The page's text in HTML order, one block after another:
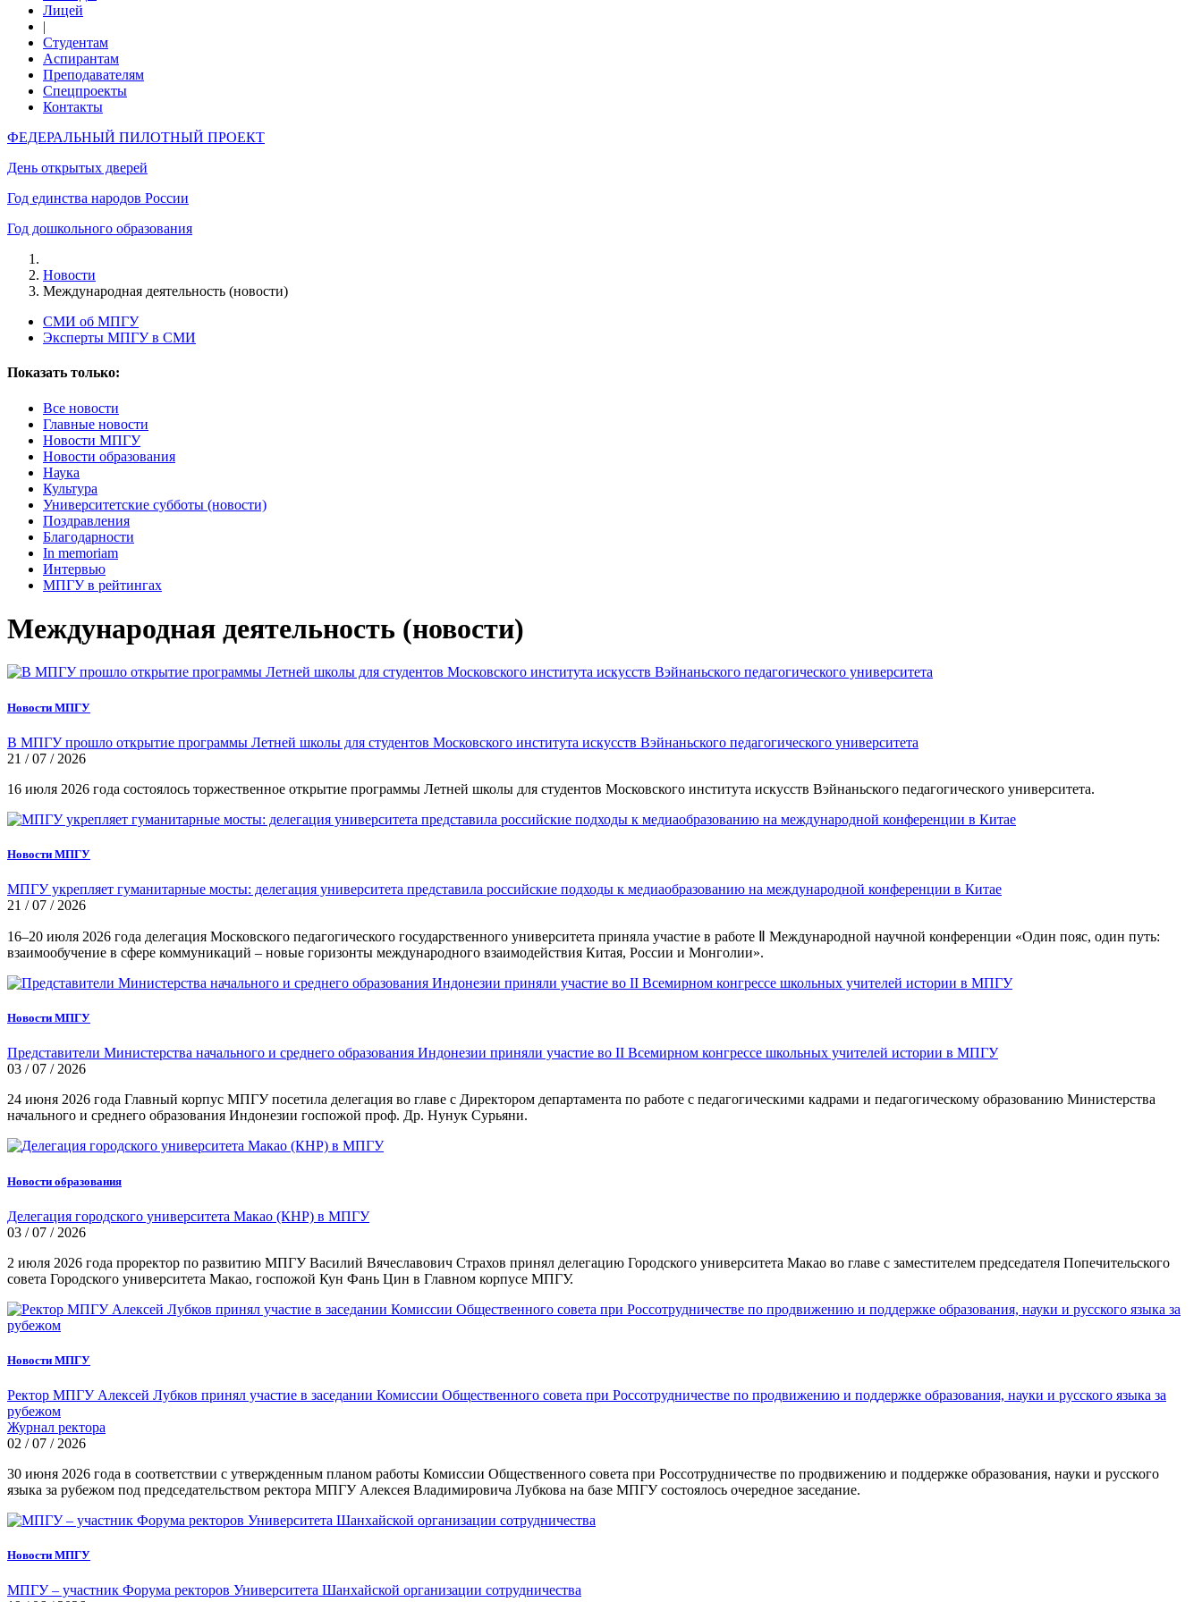
Лицей
|
Студентам
Аспирантам
Преподавателям
Спецпроекты
Контакты
ФЕДЕРАЛЬНЫЙ ПИЛОТНЫЙ ПРОЕКТ
День открытых дверей
Год единства народов России
Год дошкольного образования
Новости
Международная деятельность (новости)
СМИ об МПГУ
Эксперты МПГУ в СМИ
Показать только:
Все новости
Главные новости
Новости МПГУ
Новости образования
Наука
Культура
Университетские субботы (новости)
Поздравления
Благодарности
In memoriam
Интервью
МПГУ в рейтингах
Международная деятельность (новости)
Новости МПГУ
В МПГУ прошло открытие программы Летней школы для студентов Московского института искусств Вэйнаньского педагогического университета
21 / 07 / 2026
16 июля 2026 года состоялось торжественное открытие программы Летней школы для студентов Московского института искусств Вэйнаньского педагогического университета.
Новости МПГУ
МПГУ укрепляет гуманитарные мосты: делегация университета представила российские подходы к медиаобразованию на международной конференции в Китае
21 / 07 / 2026
16–20 июля 2026 года делегация Московского педагогического государственного университета приняла участие в работе Ⅱ Международной научной конференции «Один пояс, один путь:
взаимообучение в сфере коммуникаций – новые горизонты международного взаимодействия Китая, России и Монголии».
Новости МПГУ
Представители Министерства начального и среднего образования Индонезии приняли участие во II Всемирном конгрессе школьных учителей истории в МПГУ
03 / 07 / 2026
24 июня 2026 года Главный корпус МПГУ посетила делегация во главе с Директором департамента по работе с педагогическими кадрами и педагогическому образованию Министерства
начального и среднего образования Индонезии госпожой проф. Др. Нунук Сурьяни.
Новости образования
Делегация городского университета Макао (КНР) в МПГУ
03 / 07 / 2026
2 июля 2026 года проректор по развитию МПГУ Василий Вячеславович Страхов принял делегацию Городского университета Макао во главе с заместителем председателя Попечительского
совета Городского университета Макао, госпожой Кун Фань Цин в Главном корпусе МПГУ.
Новости МПГУ
Ректор МПГУ Алексей Лубков принял участие в заседании Комиссии Общественного совета при Россотрудничестве по продвижению и поддержке образования, науки и русского языка за
рубежом
Журнал ректора
02 / 07 / 2026
30 июня 2026 года в соответствии с утвержденным планом работы Комиссии Общественного совета при Россотрудничестве по продвижению и поддержке образования, науки и русского
языка за рубежом под председательством ректора МПГУ Алексея Владимировича Лубкова на базе МПГУ состоялось очередное заседание.
Новости МПГУ
МПГУ – участник Форума ректоров Университета Шанхайской организации сотрудничества